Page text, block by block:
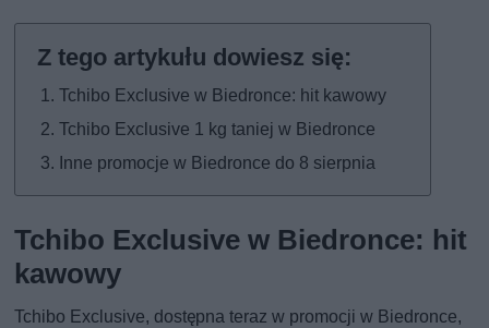
Tchibo Exclusive w Biedronce: hit kawowy
Tchibo Exclusive 1 kg taniej w Biedronce
Inne promocje w Biedronce do 8 sierpnia
Tchibo Exclusive w Biedronce: hit
kawowy
Tchibo Exclusive, dostępna teraz w promocji w Biedronce,